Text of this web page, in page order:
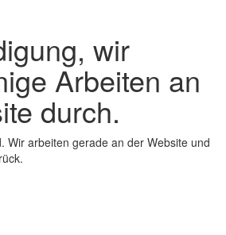
wir
Arbeiten an
durch.
Wir arbeiten gerade an der Website und